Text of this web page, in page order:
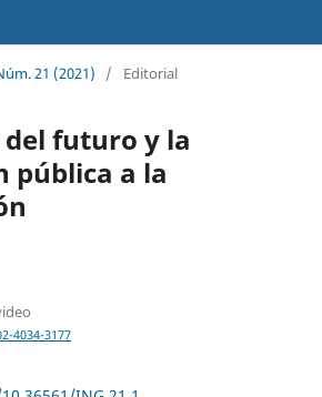
21 (2021) / Editorial
del futuro y la
pública a la
4034-3177